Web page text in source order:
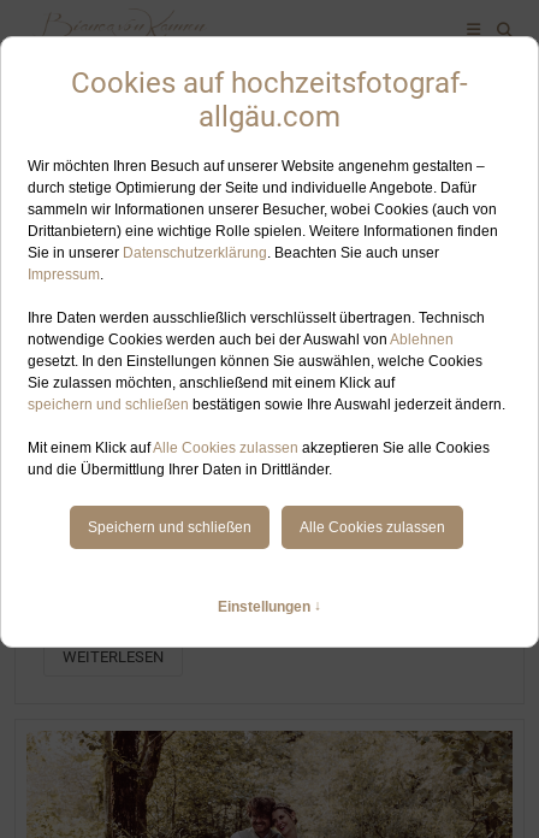
ALLES ZUM SCHLAGWORT: WANDERUNG
AUG
ALLGÄU-ELOPEMENT MIT BACHBETT, WANDERUNG UND HÖHLE
Heiraten zu zweit mit Kind, in Sonthofen und Umgebung
WEITERLESEN